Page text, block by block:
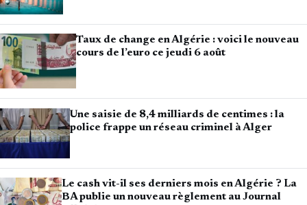
Taux de change en Algérie : voici le nouveau
cours de l’euro ce jeudi 6 août
Une saisie de 8,4 milliards de centimes : la
police frappe un réseau criminel à Alger
Le cash vit-il ses derniers mois en Algérie ? La
BA publie un nouveau règlement au Journal